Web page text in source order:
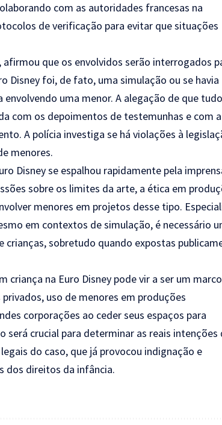
com as autoridades francesas na
de verificação para evitar que situações
que os envolvidos serão interrogados
Disney foi, de fato, uma simulação ou se havia
uma menor. A alegação de que
com os depoimentos de testemunhas e com a
A polícia investiga se há violações à
menores.
Disney se espalhou rapidamente pela
sobre os limites da arte, a ética em
menores em projetos desse tipo.
em contextos de simulação, é necessário
sobretudo quando expostas
criança na Euro Disney pode vir a ser um
uso de menores em produções
corporações ao ceder seus espaços para
será crucial para determinar as reais intenções
do caso, que já provocou indignação e
dos direitos da infância.